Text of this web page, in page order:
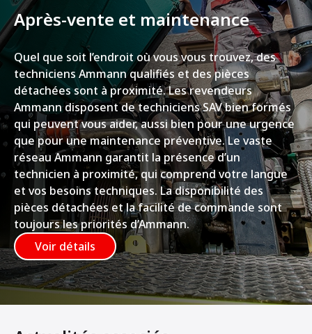
Après-vente et maintenance
Quel que soit l’endroit où vous vous trouvez, des
techniciens Ammann qualifiés et des pièces
détachées sont à proximité. Les revendeurs
Ammann disposent de techniciens SAV bien formés
qui peuvent vous aider, aussi bien pour une urgence
que pour une maintenance préventive. Le vaste
réseau Ammann garantit la présence d’un
technicien à proximité, qui comprend votre langue
et vos besoins techniques. La disponibilité des
pièces détachées et la facilité de commande sont
toujours les priorités d’Ammann.
Voir détails